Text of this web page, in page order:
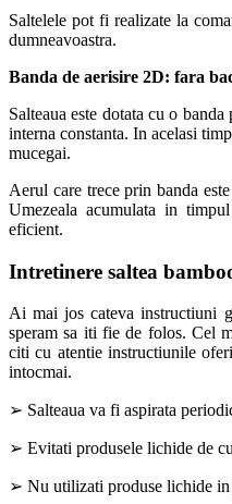
Saltelele pot fi realizate la
dumneavoastra.
Banda de aerisire 2D: fara
Salteaua este dotata cu o
interna constanta. In acelasi
mucegai.
Aerul care trece prin banda
Umezeala acumulata in
eficient.
Intretinere saltea
Ai mai jos cateva instructiuni
speram sa iti fie de folos. Cel
citi cu atentie instructiunile
intocmai.
➢ Salteaua va fi aspirata
➢ Evitati produsele lichide de
➢ Nu utilizati produse lichide in